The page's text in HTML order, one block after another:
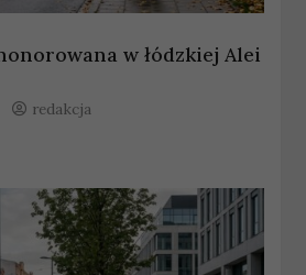
w łódzkiej Alei
redakcja